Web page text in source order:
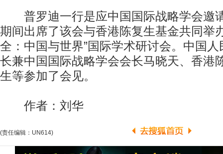
普罗迪一行是应中国国际战略学会邀
期间出席了该会与香港陈复生基金共同举
全：中国与世界”国际学术研讨会。中国
长兼中国国际战略学会会长马晓天、香港
生等参加了会见。
作者：刘华
(责任编辑：UN614)